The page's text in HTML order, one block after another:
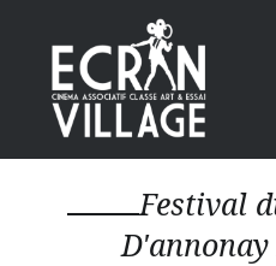
contenu
principal
ÉCRAN VILLAGE
Festival
D'annonay